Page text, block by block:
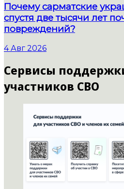
Почему сарматские
спустя две тысячи лет
повреждений?
4 Авг 2026
Сервисы
участников СВО